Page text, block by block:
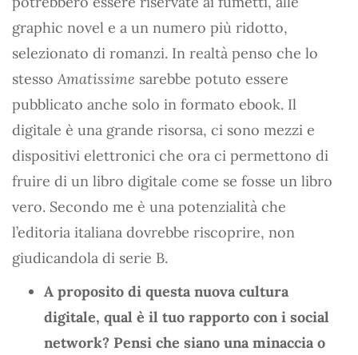
graphic novel e a un numero più ridotto,
selezionato di romanzi. In realtà penso che lo
stesso Amatissime sarebbe potuto essere
pubblicato anche solo in formato ebook. Il
digitale è una grande risorsa, ci sono mezzi e
dispositivi elettronici che ora ci permettono di
fruire di un libro digitale come se fosse un libro
vero. Secondo me è una potenzialità che
l’editoria italiana dovrebbe riscoprire, non
giudicandola di serie B.
A proposito di questa nuova cultura
digitale, qual è il tuo rapporto con i social
network? Pensi che siano una minaccia o